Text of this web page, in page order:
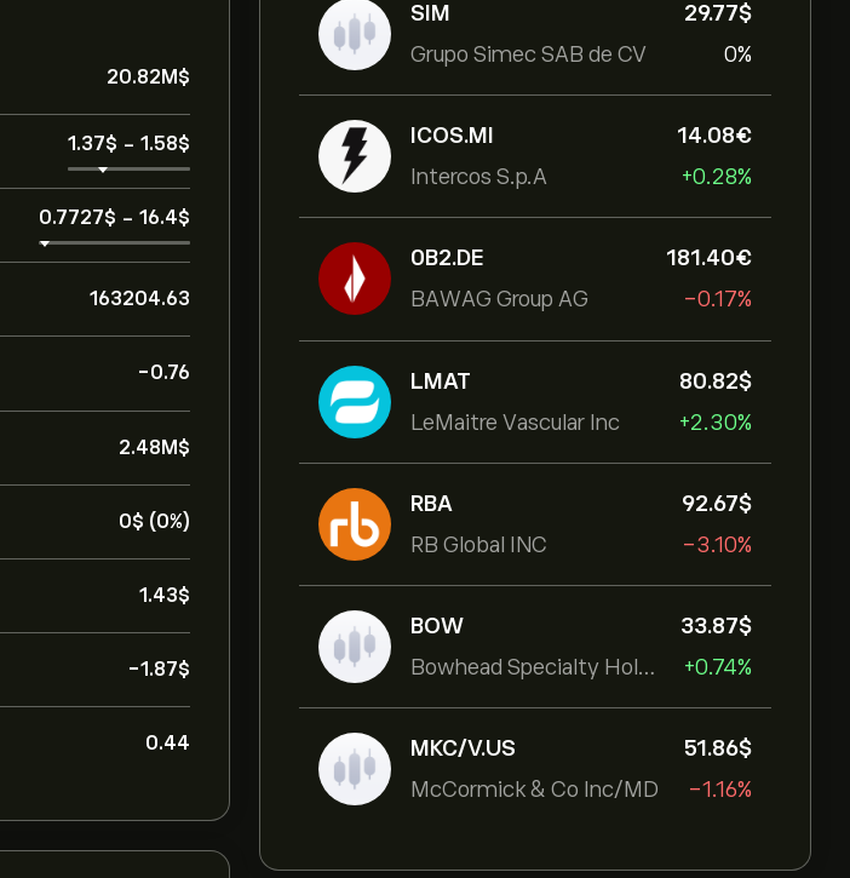
SIM
Grupo Simec SAB de CV
29.77‎$‎
0%
ICOS.MI
Intercos S.p.A
14.08‎€‎
+0.28%
0B2.DE
BAWAG Group AG
181.40‎€‎
-0.17%
LMAT
LeMaitre Vascular Inc
80.82‎$‎
+2.30%
RBA
RB Global INC
92.67‎$‎
-3.10%
BOW
Bowhead Specialty Holdings Inc
33.87‎$‎
+0.74%
MKC/V.US
McCormick & Co Inc/MD
51.86‎$‎
-1.16%
20.82M‎$‎
1.37‎$‎ - 1.58‎$‎
0.7727‎$‎ - 16.4‎$‎
163204.63
-0.76
2.48M‎$‎
0‎$‎ (0%)
1.43‎$‎
-1.87‎$‎
0.44